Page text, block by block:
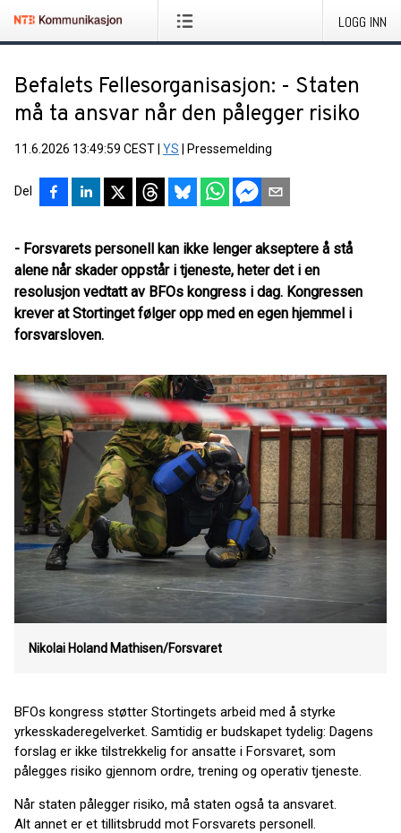
LOGG INN
Befalets Fellesorganisasjon: - Staten
må ta ansvar når den pålegger risiko
11.6.2026 13:49:59 CEST YS Pressemelding
Del
- Forsvarets personell kan ikke lenger akseptere å stå
alene når skader oppstår i tjeneste, heter det i en
resolusjon vedtatt av BFOs kongress i dag. Kongressen
krever at Stortinget følger opp med en egen hjemmel i
forsvarsloven.
Nikolai Holand Mathisen/Forsvaret
BFOs kongress støtter Stortingets arbeid med å styrke
yrkesskaderegelverket. Samtidig er budskapet tydelig: Dagens
forslag er ikke tilstrekkelig for ansatte i Forsvaret, som
pålegges risiko gjennom ordre, trening og operativ tjeneste.
Når staten pålegger risiko, må staten også ta ansvaret.
Alt annet er et tillitsbrudd mot Forsvarets personell.